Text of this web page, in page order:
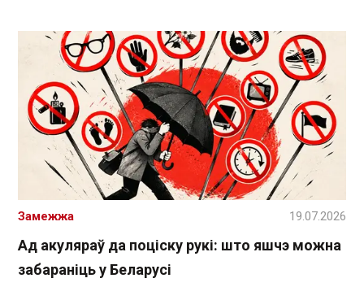
Ад акуляраў да поціску рукі: што яшчэ можна
забараніць у Беларусі
Замежжа 19.07.2026